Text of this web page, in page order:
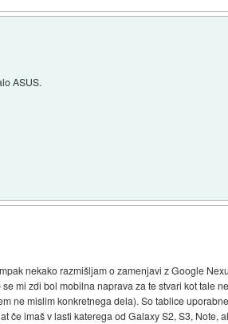
ASUS.
nekako razmišljam o zamenjavi z Google
mi zdi bol mobilna naprava za te stvari kot tale
ne mislim konkretnega dela). So tablice
če imaš v lasti katerega od Galaxy S2, S3, Note,